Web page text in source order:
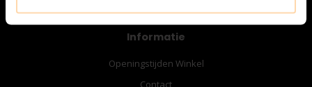
Informatie
Openingstijden Winkel
Contact